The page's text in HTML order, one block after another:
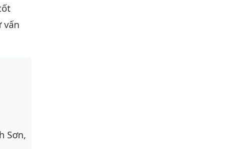
vấn
Sơn,